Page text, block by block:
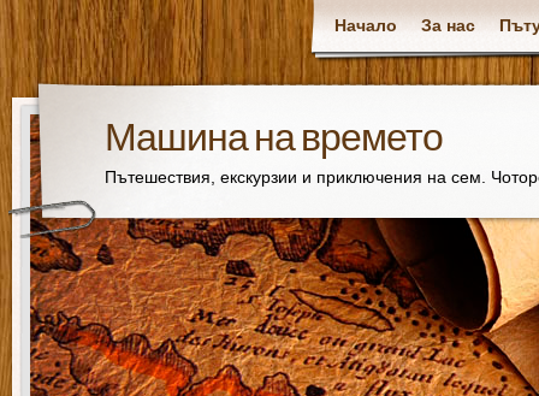
Начало За нас
Машина на времето
Пътешествия, екскурзии и приключения на сем.